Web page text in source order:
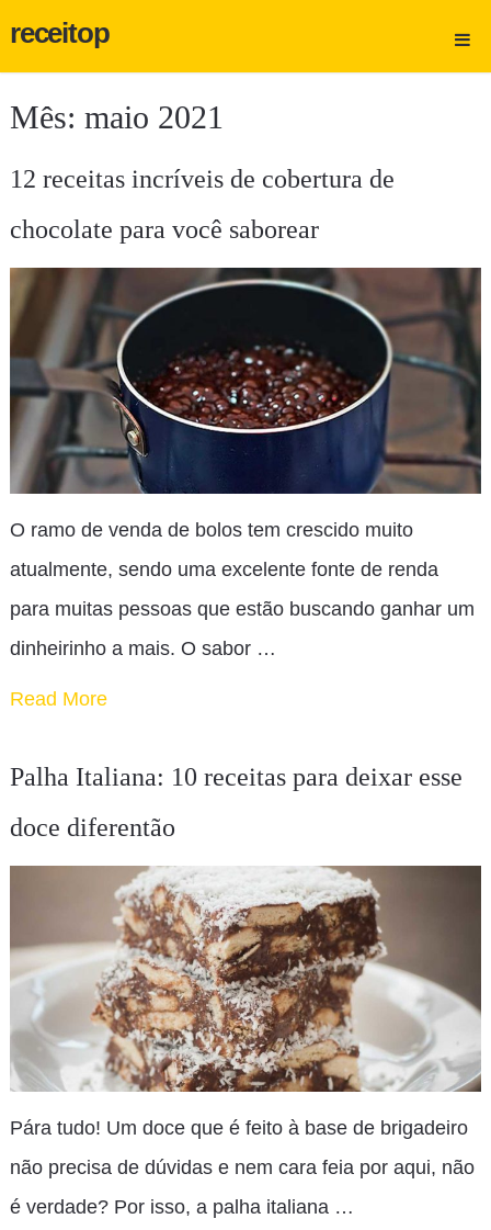
receitop
Mês: maio 2021
12 receitas incríveis de cobertura de
chocolate para você saborear
O ramo de venda de bolos tem crescido muito
atualmente, sendo uma excelente fonte de renda
para muitas pessoas que estão buscando ganhar um
dinheirinho a mais. O sabor …
Read More
Palha Italiana: 10 receitas para deixar esse
doce diferentão
Pára tudo! Um doce que é feito à base de brigadeiro
não precisa de dúvidas e nem cara feia por aqui, não
é verdade? Por isso, a palha italiana …